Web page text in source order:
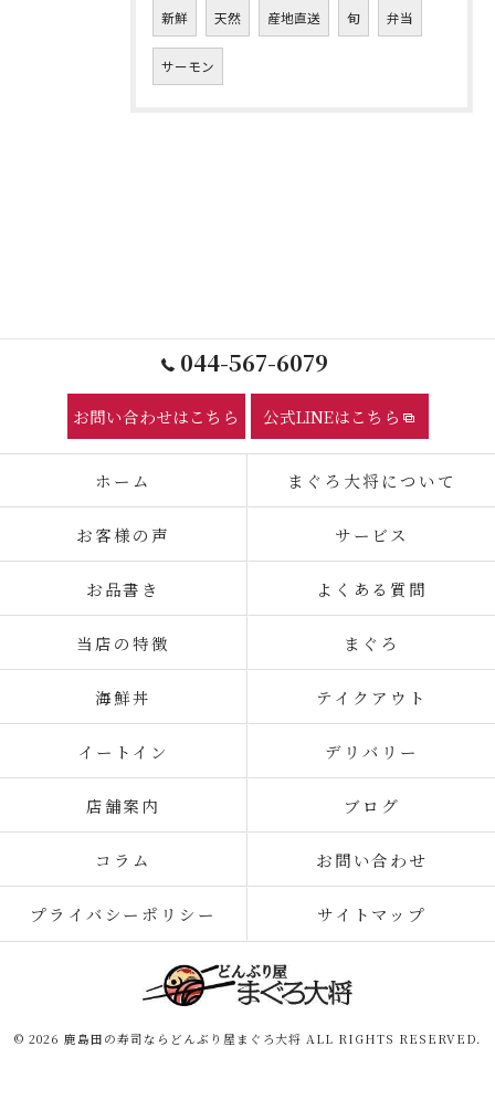
新鮮 天然 産地直送 旬 弁当
サーモン
044-567-6079
お問い合わせはこちら 公式LINEはこちら
ホーム まぐろ大将について
お客様の声 サービス
お品書き よくある質問
当店の特徴 まぐろ
海鮮丼 テイクアウト
イートイン デリバリー
店舗案内 ブログ
コラム お問い合わせ
プライバシーポリシー サイトマップ
© 2026 鹿島田の寿司ならどんぶり屋まぐろ大将 ALL RIGHTS RESERVED.